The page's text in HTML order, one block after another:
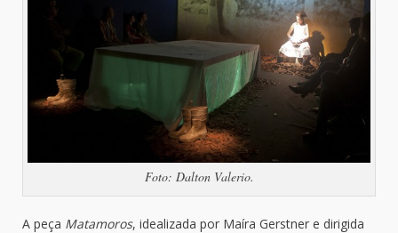
Foto: Dalton Valerio.
A peça Matamoros, idealizada por Maíra Gerstner e dirigida